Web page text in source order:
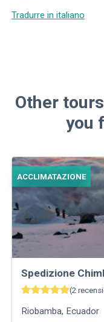
Tradurre in italiano
Other
you
ACCLIMATAZIONE
Spedizione
(2
Riobamba, Ecuador